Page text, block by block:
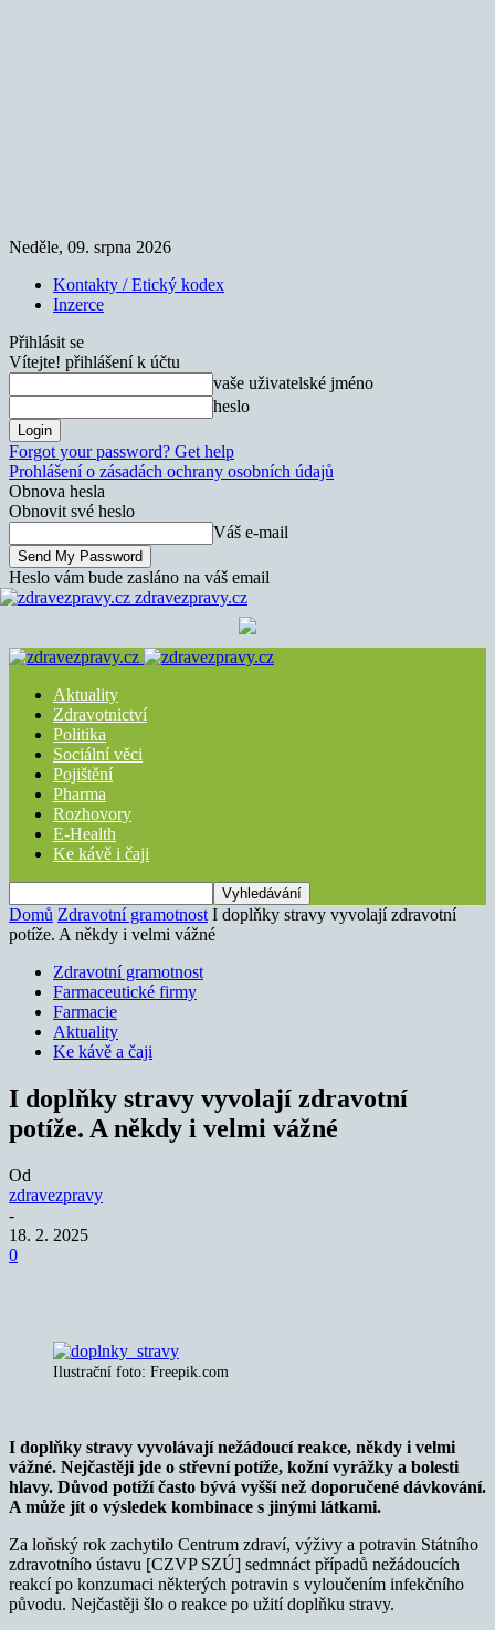
Neděle, 09. srpna 2026
Kontakty / Etický kodex
Inzerce
Přihlásit se
Vítejte! přihlášení k účtu
vaše uživatelské jméno
heslo
Forgot your password? Get help
Prohlášení o zásadách ochrany osobních údajů
Obnova hesla
Obnovit své heslo
Váš e-mail
Heslo vám bude zasláno na váš email
zdravezpravy.cz
Aktuality
Zdravotnictví
Politika
Sociální věci
Pojištění
Pharma
Rozhovory
E-Health
Ke kávě i čaji
Domů Zdravotní gramotnost I doplňky stravy vyvolají zdravotní
potíže. A někdy i velmi vážné
Zdravotní gramotnost
Farmaceutické firmy
Farmacie
Aktuality
Ke kávě a čaji
I doplňky stravy vyvolají zdravotní
potíže. A někdy i velmi vážné
Od
zdravezpravy
-
18. 2. 2025
0
Ilustrační foto: Freepik.com
I doplňky stravy vyvolávají nežádoucí reakce, někdy i velmi
vážné. Nejčastěji jde o střevní potíže, kožní vyrážky a bolesti
hlavy. Důvod potíží často bývá vyšší než doporučené dávkování.
A může jít o výsledek kombinace s jinými látkami.
Za loňský rok zachytilo Centrum zdraví, výživy a potravin Státního
zdravotního ústavu [CZVP SZÚ] sedmnáct případů nežádoucích
reakcí po konzumaci některých potravin s vyloučením infekčního
původu. Nejčastěji šlo o reakce po užití doplňku stravy.